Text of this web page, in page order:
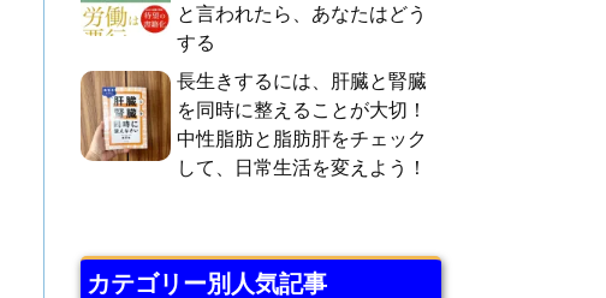
と言われたら、あなたはどう
する
長生きするには、肝臓と腎臓
を同時に整えることが大切！
中性脂肪と脂肪肝をチェック
して、日常生活を変えよう！
カテゴリー別人気記事